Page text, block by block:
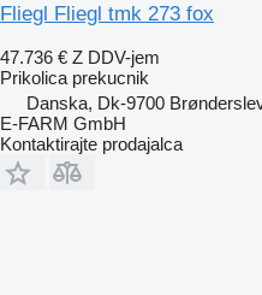
Fliegl Fliegl tmk 273 fox
47.736 € Z DDV-jem
Prikolica prekucnik
Danska, Dk-9700
E-FARM GmbH
Kontaktirajte prodajalca